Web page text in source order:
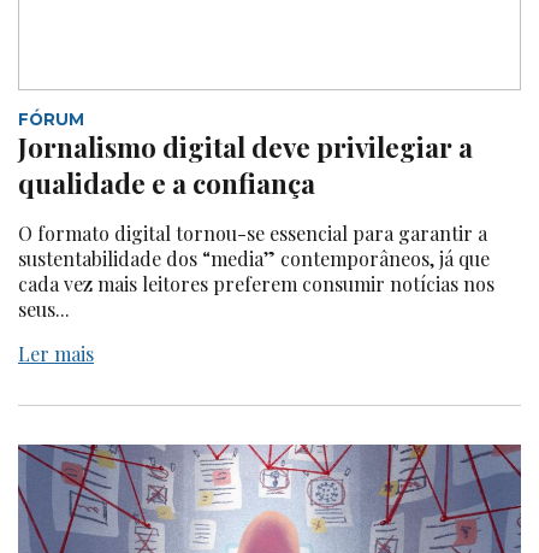
FÓRUM
Jornalismo digital deve privilegiar a
qualidade e a confiança
O formato digital tornou-se essencial para garantir a
sustentabilidade dos “media” contemporâneos, já que
cada vez mais leitores preferem consumir notícias nos
seus...
Ler mais